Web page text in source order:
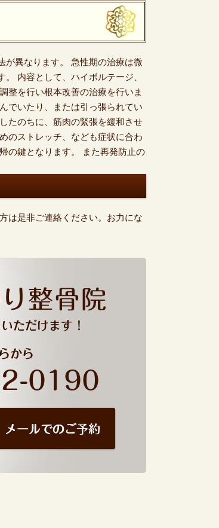
が異なります。 急性期の治療は微
内容として、ハイボルテージ、
整を行い根本改善の治療を行いま
でいたり、または引っ張られてい
たのちに、筋肉の緊張を緩和させ
のストレッチ、なども症状に合わ
の鍵となります。 また再発防止の
は是非ご連絡ください。お力にな